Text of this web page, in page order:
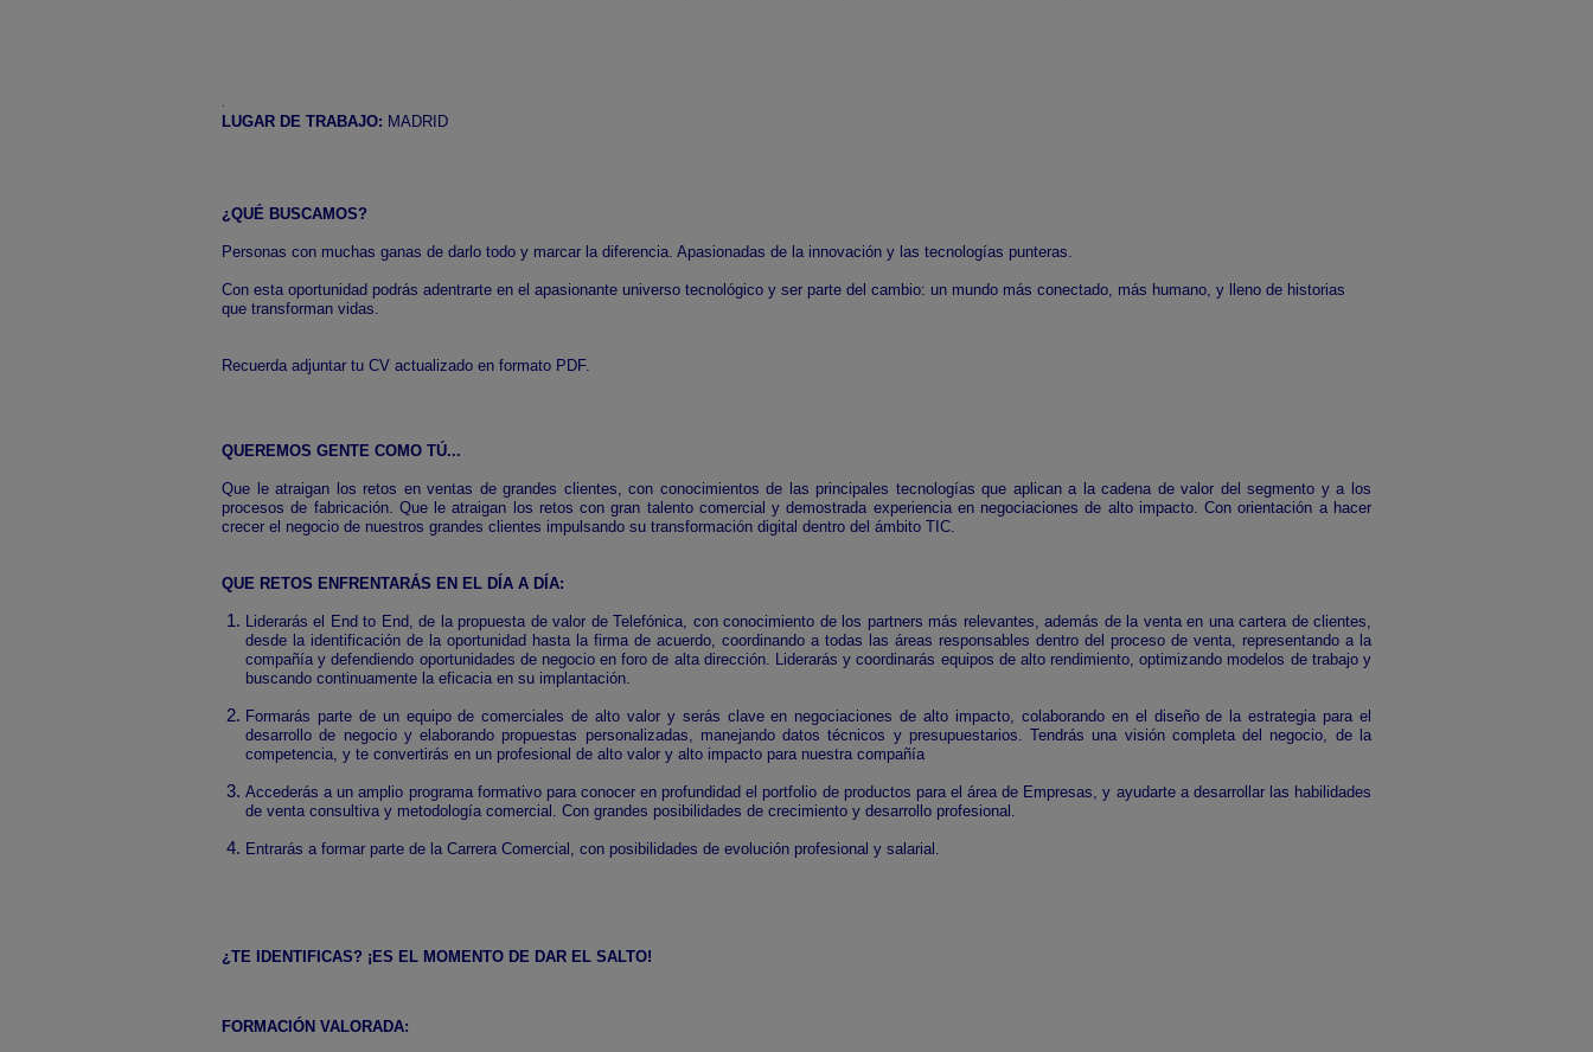
.
LUGAR DE TRABAJO: MADRID
¿QUÉ BUSCAMOS?
Personas con muchas ganas de darlo todo y marcar la diferencia. Apasionadas de la innovación y las tecnologías punteras.
Con esta oportunidad podrás adentrarte en el apasionante universo tecnológico y ser parte del cambio: un mundo más conectado, más humano, y lleno de historias
que transforman vidas.
Recuerda adjuntar tu CV actualizado en formato PDF.
QUEREMOS GENTE COMO TÚ...
Que le atraigan los retos en ventas de grandes clientes, con conocimientos de las principales tecnologías que aplican a la cadena de valor del segmento y a los
procesos de fabricación. Que le atraigan los retos con gran talento comercial y demostrada experiencia en negociaciones de alto impacto. Con orientación a hacer
crecer el negocio de nuestros grandes clientes impulsando su transformación digital dentro del ámbito TIC.
QUE RETOS ENFRENTARÁS EN EL DÍA A DÍA:
Liderarás el End to End, de la propuesta de valor de Telefónica, con conocimiento de los partners más relevantes, además de la venta en una cartera de clientes,
desde la identificación de la oportunidad hasta la firma de acuerdo, coordinando a todas las áreas responsables dentro del proceso de venta, representando a la
compañía y defendiendo oportunidades de negocio en foro de alta dirección. Liderarás y coordinarás equipos de alto rendimiento, optimizando modelos de trabajo y
buscando continuamente la eficacia en su implantación.
Formarás parte de un equipo de comerciales de alto valor y serás clave en negociaciones de alto impacto, colaborando en el diseño de la estrategia para el
desarrollo de negocio y elaborando propuestas personalizadas, manejando datos técnicos y presupuestarios. Tendrás una visión completa del negocio, de la
competencia, y te convertirás en un profesional de alto valor y alto impacto para nuestra compañía
Accederás a un amplio programa formativo para conocer en profundidad el portfolio de productos para el área de Empresas, y ayudarte a desarrollar las habilidades
de venta consultiva y metodología comercial. Con grandes posibilidades de crecimiento y desarrollo profesional.
Entrarás a formar parte de la Carrera Comercial, con posibilidades de evolución profesional y salarial.
¿TE IDENTIFICAS? ¡ES EL MOMENTO DE DAR EL SALTO!
FORMACIÓN VALORADA: